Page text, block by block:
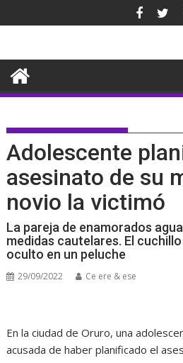
al
Adolescente
asesinato de su
novio la victimó
La pareja de enamorados
medidas cautelares. El
oculto en un peluche
29/09/2022 Ce ere & ese
En la ciudad de Oruro, una
acusada de haber planificado el